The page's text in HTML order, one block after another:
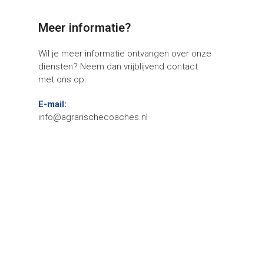
Meer informatie?
Wil je meer informatie ontvangen over onze
diensten? Neem dan vrijblijvend contact
met ons op.
E-mail:
info@agrarischecoaches.nl